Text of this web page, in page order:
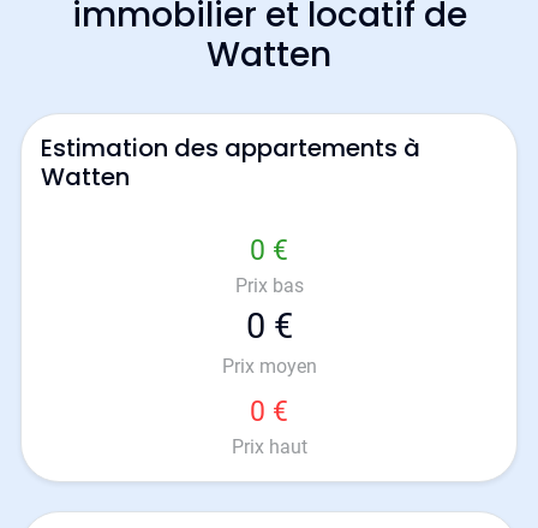
immobilier et locatif de
Watten
Estimation des appartements à
Watten
0 €
Prix bas
0 €
Prix moyen
0 €
Prix haut